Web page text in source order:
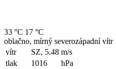
33 °C 17 °C
oblačno, mírný severozápadní vítr
vítr
SZ, 5.48 m/s
tlak
1016
hPa